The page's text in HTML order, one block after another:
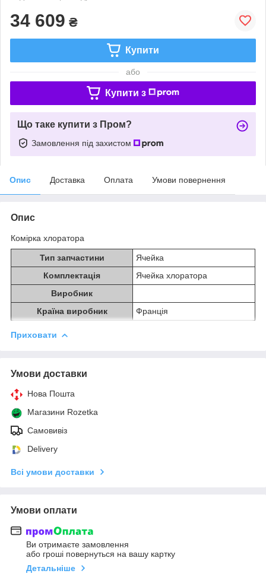
34 609 ₴
Купити
або
Купити з
Що таке купити з Пром?
Замовлення під захистом
Опис Доставка Оплата Умови повернення
Опис
Комірка хлоратора
Тип запчастини
Ячейка
Комплектація
Ячейка хлоратора
Виробник
Країна виробник
Франція
Приховати
Умови доставки
Нова Пошта
Магазини Rozetka
Самовивіз
Delivery
Всі умови доставки
Умови оплати
Ви отримаєте замовлення
або гроші повернуться на вашу картку
Детальніше